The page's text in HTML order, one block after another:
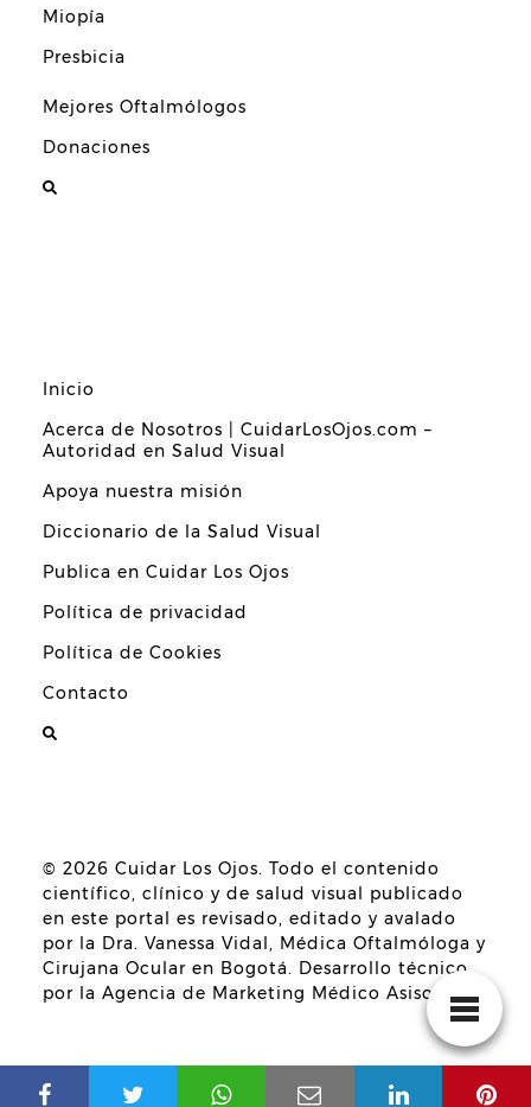
Miopía
Presbicia
Mejores Oftalmólogos
Donaciones
Inicio
Acerca de Nosotros | CuidarLosOjos.com –
Autoridad en Salud Visual
Apoya nuestra misión
Diccionario de la Salud Visual
Publica en Cuidar Los Ojos
Política de privacidad
Política de Cookies
Contacto
© 2026 Cuidar Los Ojos. Todo el contenido
científico, clínico y de salud visual publicado
en este portal es revisado, editado y avalado
por la Dra. Vanessa Vidal, Médica Oftalmóloga y
Cirujana Ocular en Bogotá. Desarrollo técnico
por la Agencia de Marketing Médico Asisomos.
Guía de Expertos en Oftalmología y cirugía